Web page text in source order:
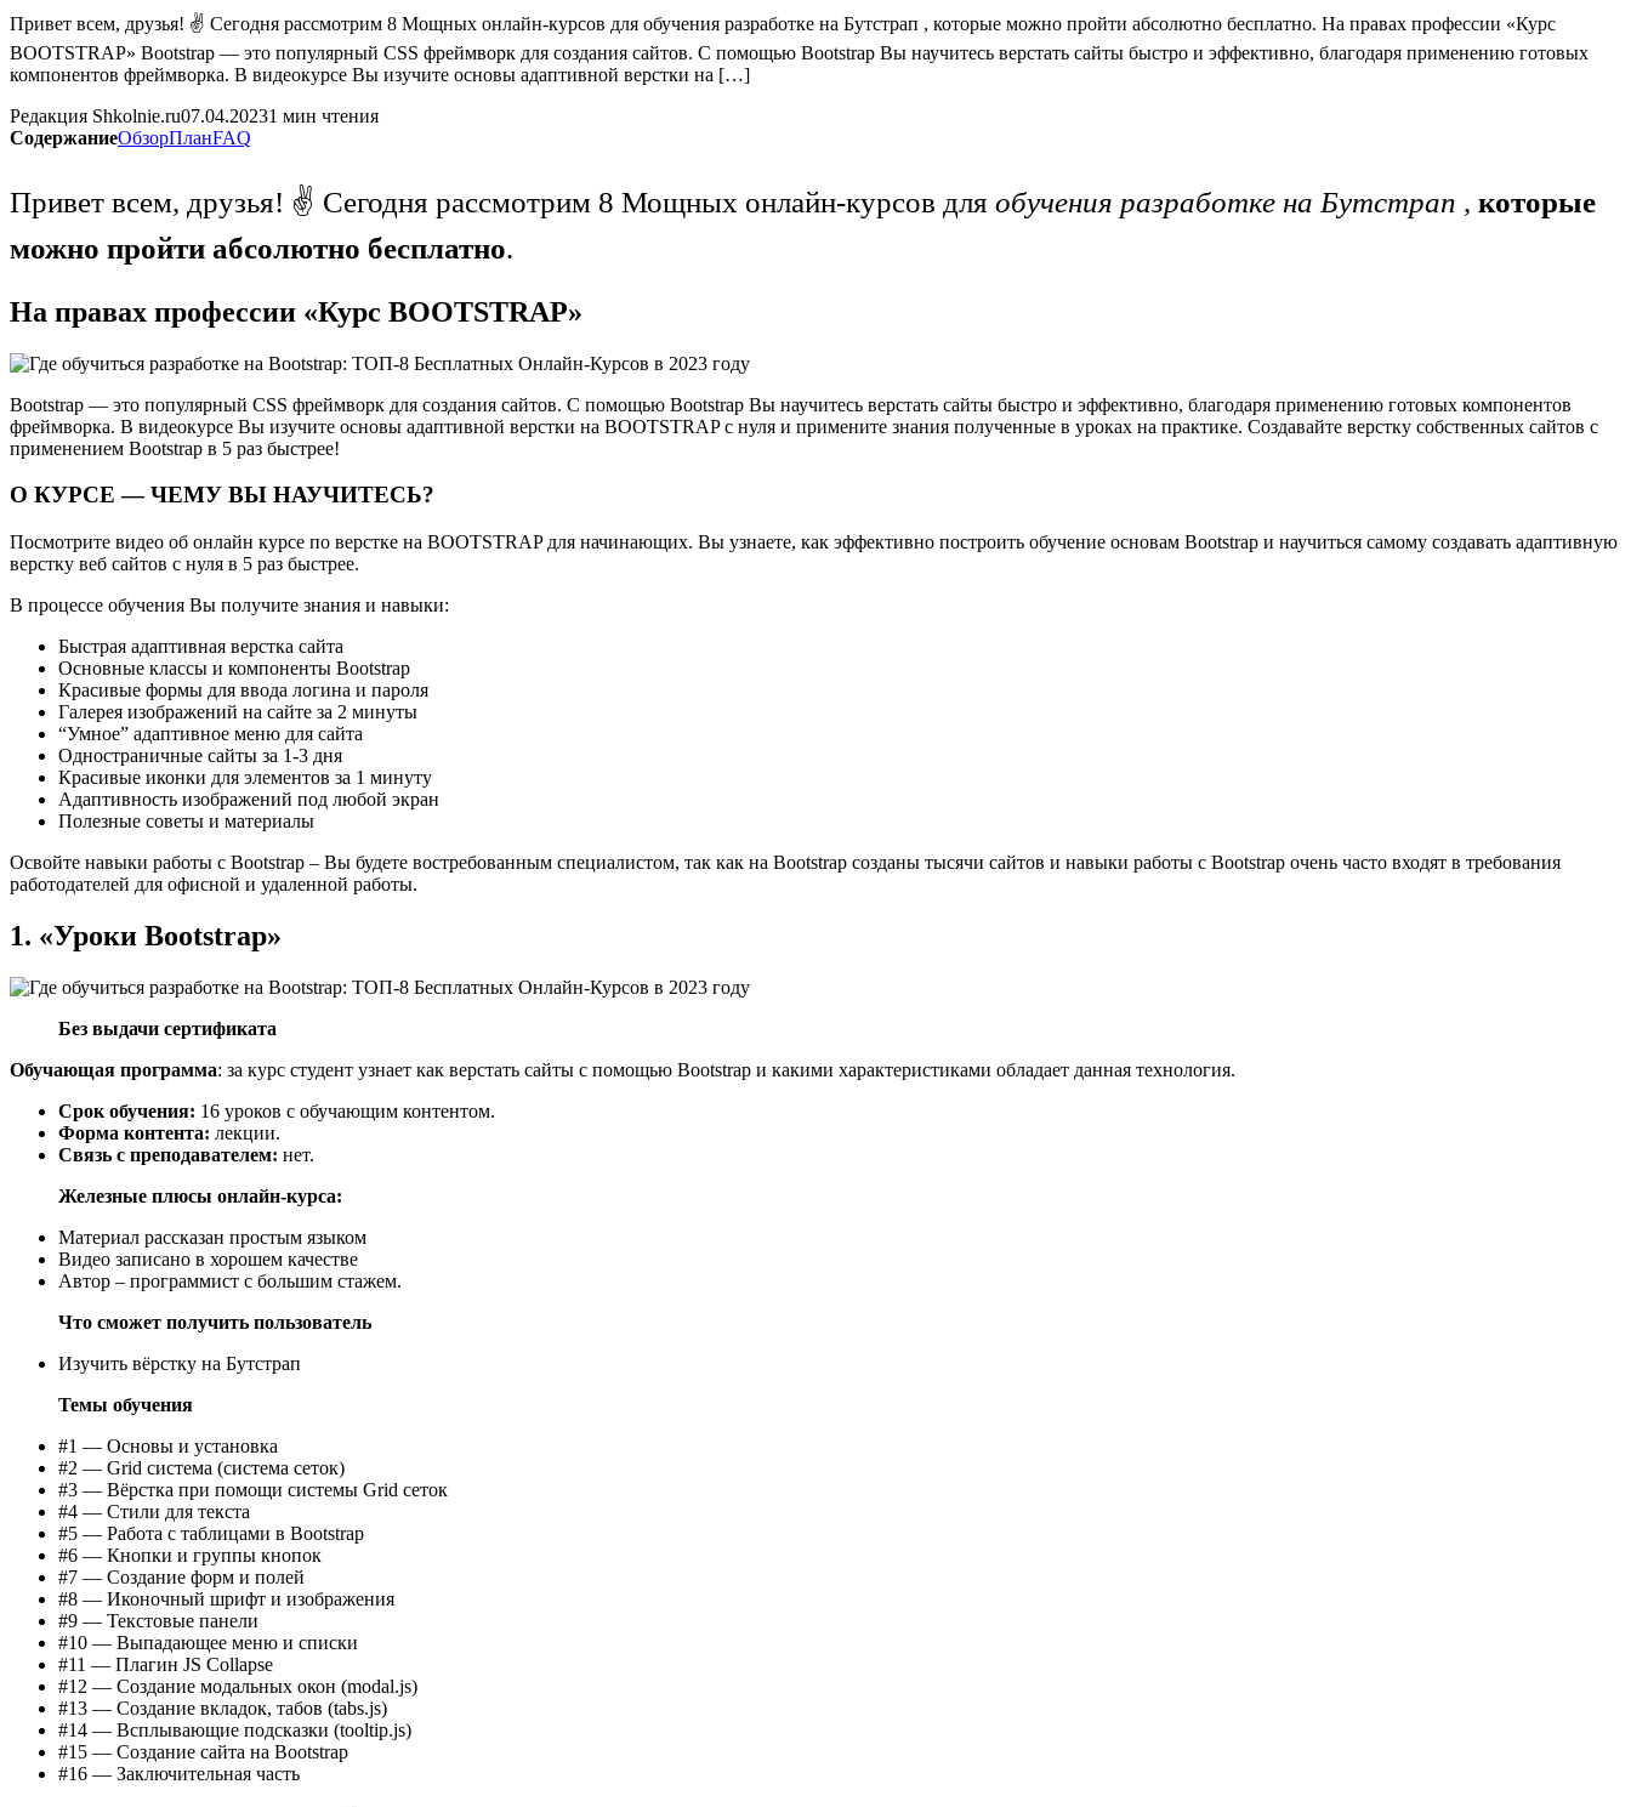
Привет всем, друзья! ✌ Сегодня рассмотрим 8 Мощных онлайн-курсов для обучения разработке на Бутстрап , которые можно пройти абсолютно бесплатно. На правах профессии «Курс
BOOTSTRAP» Bootstrap — это популярный CSS фреймворк для создания сайтов. С помощью Bootstrap Вы научитесь верстать сайты быстро и эффективно, благодаря применению готовых
компонентов фреймворка. В видеокурсе Вы изучите основы адаптивной верcтки на […]
Редакция Shkolnie.ru07.04.20231 мин чтения
СодержаниеОбзорПланFAQ
Привет всем, друзья! ✌ Сегодня рассмотрим 8 Мощных онлайн-курсов для обучения разработке на Бутстрап , которые
можно пройти абсолютно бесплатно.
На правах профессии «Курс BOOTSTRAP»
Bootstrap — это популярный CSS фреймворк для создания сайтов. С помощью Bootstrap Вы научитесь верстать сайты быстро и эффективно, благодаря применению готовых компонентов
фреймворка. В видеокурсе Вы изучите основы адаптивной верcтки на BOOTSTRAP с нуля и примените знания полученные в уроках на практике. Создавайте верстку собственных сайтов с
применением Bootstrap в 5 раз быстрее!
О КУРСЕ — ЧЕМУ ВЫ НАУЧИТЕСЬ?
Посмотрите видео об онлайн курсе по верстке на BOOTSTRAP для начинающих. Вы узнаете, как эффективно построить обучение основам Bootstrap и научиться самому создавать адаптивную
верстку веб сайтов с нуля в 5 раз быстрее.
В процессе обучения Вы получите знания и навыки:
Быстрая адаптивная верстка сайта
Основные классы и компоненты Bootstrap
Красивые формы для ввода логина и пароля
Галерея изображений на сайте за 2 минуты
“Умное” адаптивное меню для сайта
Одностраничные сайты за 1-3 дня
Красивые иконки для элементов за 1 минуту
Адаптивность изображений под любой экран
Полезные советы и материалы
Освойте навыки работы с Bootstrap – Вы будете востребованным специалистом, так как на Bootstrap созданы тысячи сайтов и навыки работы с Bootstrap очень часто входят в требования
работодателей для офисной и удаленной работы.
1. «Уроки Bootstrap»
Без выдачи сертификата
Обучающая программа: за курс студент узнает как верстать сайты с помощью Bootstrap и какими характеристиками обладает данная технология.
Срок обучения: 16 уроков с обучающим контентом.
Форма контента: лекции.
Связь с преподавателем: нет.
Железные плюсы онлайн-курса:
Материал рассказан простым языком
Видео записано в хорошем качестве
Автор – программист с большим стажем.
Что сможет получить пользователь
Изучить вёрстку на Бутстрап
Темы обучения
#1 — Основы и установка
#2 — Grid система (система сеток)
#3 — Вёрстка при помощи системы Grid сеток
#4 — Стили для текста
#5 — Работа с таблицами в Bootstrap
#6 — Кнопки и группы кнопок
#7 — Создание форм и полей
#8 — Иконочный шрифт и изображения
#9 — Текстовые панели
#10 — Выпадающее меню и списки
#11 — Плагин JS Collapse
#12 — Создание модальных окон (modal.js)
#13 — Создание вкладок, табов (tabs.js)
#14 — Всплывающие подсказки (tooltip.js)
#15 — Создание сайта на Bootstrap
#16 — Заключительная часть